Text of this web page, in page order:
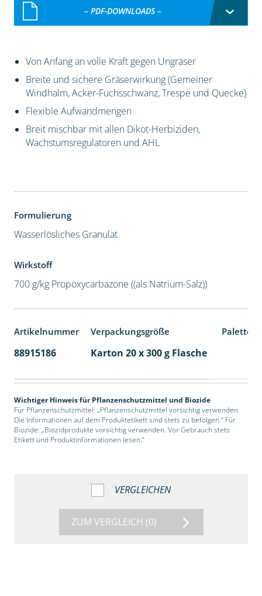
– PDF-DOWNLOADS –
Von Anfang an volle Kraft gegen Ungräser
Breite und sichere Gräserwirkung (Gemeiner
Windhalm, Acker-Fuchsschwanz, Trespe und Quecke)
Flexible Aufwandmengen
Breit mischbar mit allen Dikot-Herbiziden,
Wachstumsregulatoren und AHL
Formulierung
Wasserlösliches Granulat
Wirkstoff
700 g/kg Propoxycarbazone ((als Natrium-Salz))
Artikelnummer Verpackungsgröße
88915186 Karton 20 x 300 g Flasche
Wichtiger Hinweis für Pflanzenschutzmittel und Biozide
Für Pflanzenschutzmittel: „Pflanzenschutzmittel vorsichtig verwenden.
Die Informationen auf dem Produktetikett sind stets zu befolgen.“ Für
Biozide: „Biozidprodukte vorsichtig verwenden. Vor Gebrauch stets
Etikett und Produktinformationen lesen.“
VERGLEICHEN
ZUM VERGLEICH (0)